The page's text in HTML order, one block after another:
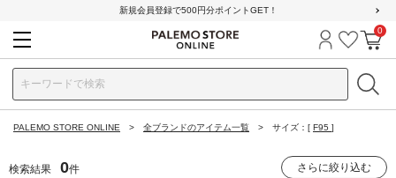
新規会員登録で500円分ポイントGET！
ログイン
お気に
カ
0
PALEMO STORE ONLINE 全ブランドのアイテム一覧 サイズ：[ F95 ]
検索結果 0件 さらに絞り込む